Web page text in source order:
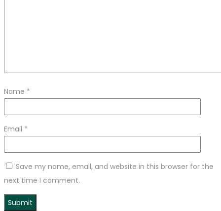
Name *
Email *
Save my name, email, and website in this browser for the
next time I comment.